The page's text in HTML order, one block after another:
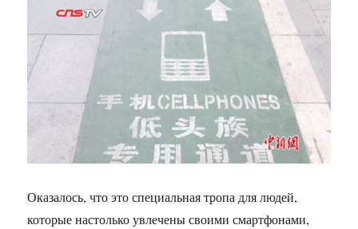
Оказалось, что это специальная тропа для людей,
которые настолько увлечены своими смартфонами,